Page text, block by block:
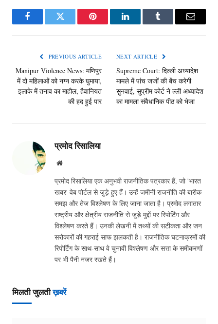
FacebookTwitter Pinterest LinkedInTumblr Email
PREVIOUS ARTICLE
Manipur Violence News: मणिपुर
में दो महिलाओं को नग्न करके घुमाया,
इलाके में तनाव का माहौल, हैवानियत
की हद हुई पार
NEXT ARTICLE
Supreme Court: दिल्ली अध्यादेश
मामले में पांच जजों की बेंच करेगी
सुनवाई, सुप्रीम कोर्ट ने ल्ली अध्यादेश
का मामला संवैधानिक पीठ को भेजा
प्रमोद रिसालिया
Website
प्रमोद रिसालिया एक अनुभवी राजनीतिक पत्रकार हैं, जो 'भारत
खबर' वेब पोर्टल से जुड़े हुए हैं। उन्हें जमीनी राजनीति की बारीक
समझ और तेज विश्लेषण के लिए जाना जाता है। प्रमोद लगातार
राष्ट्रीय और क्षेत्रीय राजनीति से जुड़े मुद्दों पर रिपोर्टिंग और
विश्लेषण करते हैं। उनकी लेखनी में तथ्यों की सटीकता और जन
सरोकारों की गहराई साफ झलकती है। राजनीतिक घटनाक्रमों की
रिपोर्टिंग के साथ-साथ वे चुनावी विश्लेषण और सत्ता के समीकरणों
पर भी पैनी नजर रखते हैं।
मिलती जुलतीख़बरें